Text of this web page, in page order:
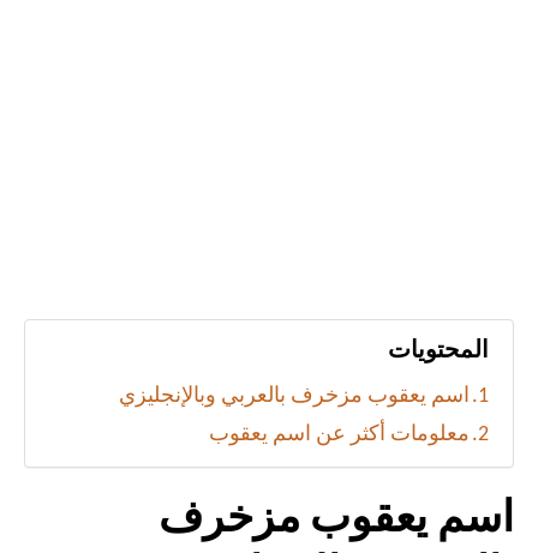
المحتويات
اسم يعقوب مزخرف بالعربي وبالإنجليزي
معلومات أكثر عن اسم يعقوب
اسم يعقوب مزخرف